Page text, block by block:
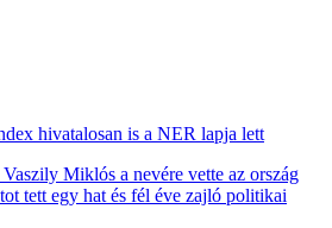
hivatalosan is a NER lapja lett
Miklós a nevére vette az ország
tett egy hat és fél éve zajló politikai